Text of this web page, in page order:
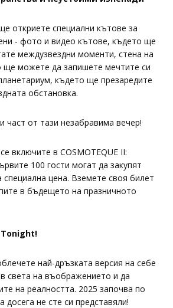
откриете специални кътове за
- фото и видео кътове, където ще
междузвездни моменти, стена на
ще можете да запишете мечтите си
където ще презаредите
обстановка.
част от тази незабравима вечер!
включите в COSMOTEQUE II:
100 гости могат да закупят
специална цена. Вземете своя билет
в бъдещето на празничното
най-дръзката версия на себе
света на въображението и да
на реалността. 2025 започва по
досега не сте си представяли!